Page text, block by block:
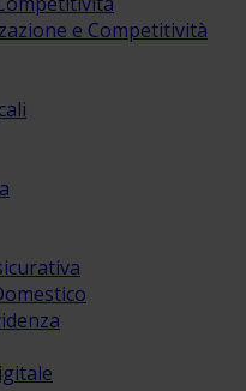
e Competitività